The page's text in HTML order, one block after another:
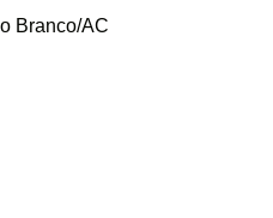
Branco/AC